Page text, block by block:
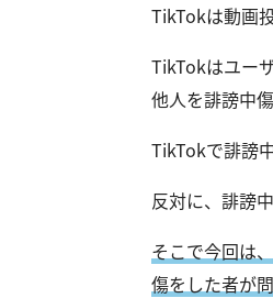
TikTokは動画
TikTokはユー
他人を誹謗中
TikTokで誹謗
反対に、誹謗
そこで今回は
傷をした者が